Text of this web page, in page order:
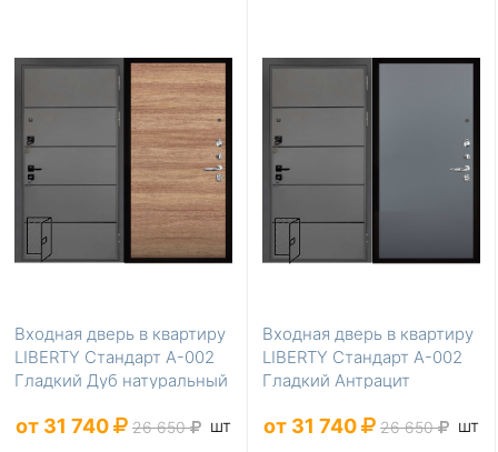
Входная дверь в квартиру
LIBERTY Стандарт А-002
Гладкий Дуб натуральный
от 31 740 26 650 шт
Входная дверь в квартиру
LIBERTY Стандарт А-002
Гладкий Антрацит
от 31 740 26 650 шт